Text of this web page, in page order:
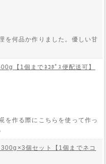
を何品か作りました。優しい甘
【1個までﾈｺﾎﾟｽ便配送可】
を作る際にこちらを使って作っ
個セット【1個までネコ